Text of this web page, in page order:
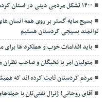
۱۴۰۰ تشکل مردمی دینی در استان کردستان فعالیت دارند
بسیج سایه گستر بر روی همه انسان
توانمند بسیجی کردستان هستیم
باید اقدامات خوب و عملکرد ها
متولیان امر با نخبگان و صاحب
مردم کردستان ثابت کرده اند که
آقای روحانی! ژنرال نفتی‌تان با